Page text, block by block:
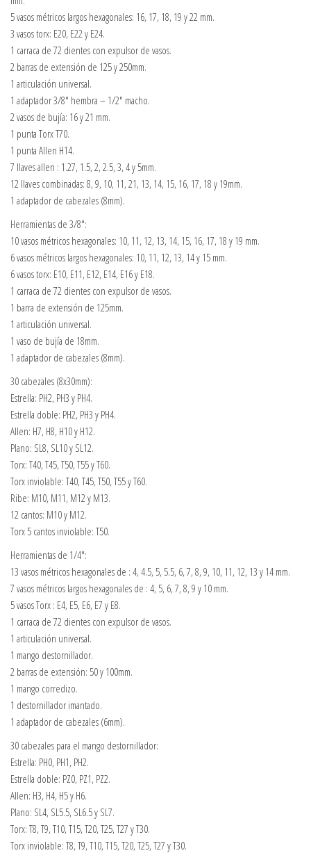
5 vasos métricos largos hexagonales: 16, 17, 18, 19 y 22 mm.
3 vasos torx: E20, E22 y E24.
1 carraca de 72 dientes con expulsor de vasos.
2 barras de extensión de 125 y 250mm.
1 articulación universal.
1 adaptador 3/8″ hembra – 1/2″ macho.
2 vasos de bujía: 16 y 21 mm.
1 punta Torx T70.
1 punta Allen H14.
7 llaves allen : 1.27, 1.5, 2, 2.5, 3, 4 y 5mm.
12 llaves combinadas: 8, 9, 10, 11, 21, 13, 14, 15, 16, 17, 18 y 19mm.
1 adaptador de cabezales (8mm).
Herramientas de 3/8″:
10 vasos métricos hexagonales: 10, 11, 12, 13, 14, 15, 16, 17, 18 y 19 mm.
6 vasos métricos largos hexagonales: 10, 11, 12, 13, 14 y 15 mm.
6 vasos torx: E10, E11, E12, E14, E16 y E18.
1 carraca de 72 dientes con expulsor de vasos.
1 barra de extensión de 125mm.
1 articulación universal.
1 vaso de bujía de 18mm.
1 adaptador de cabezales (8mm).
30 cabezales (8x30mm):
Estrella: PH2, PH3 y PH4.
Estrella doble: PH2, PH3 y PH4.
Allen: H7, H8, H10 y H12.
Plano: SL8, SL10 y SL12.
Torx: T40, T45, T50, T55 y T60.
Torx inviolable: T40, T45, T50, T55 y T60.
Ribe: M10, M11, M12 y M13.
12 cantos: M10 y M12.
Torx 5 cantos inviolable: T50.
Herramientas de 1/4″:
13 vasos métricos hexagonales de : 4, 4.5, 5, 5.5, 6, 7, 8, 9, 10, 11, 12, 13 y 14 mm.
7 vasos métricos largos hexagonales de : 4, 5, 6, 7, 8, 9 y 10 mm.
5 vasos Torx : E4, E5, E6, E7 y E8.
1 carraca de 72 dientes con expulsor de vasos.
1 articulación universal.
1 mango destornillador.
2 barras de extensión: 50 y 100mm.
1 mango corredizo.
1 destornillador imantado.
1 adaptador de cabezales (6mm).
30 cabezales para el mango destornillador:
Estrella: PH0, PH1, PH2.
Estrella doble: PZ0, PZ1, PZ2.
Allen: H3, H4, H5 y H6.
Plano: SL4, SL5.5, SL6.5 y SL7.
Torx: T8, T9, T10, T15, T20, T25, T27 y T30.
Torx inviolable: T8, T9, T10, T15, T20, T25, T27 y T30.